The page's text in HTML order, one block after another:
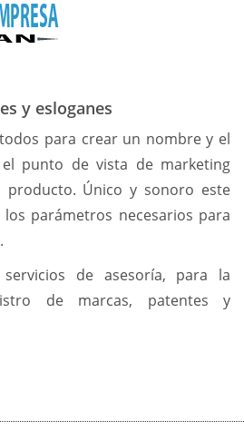
y esloganes
para crear un nombre y el
punto de vista de marketing
producto. Único y sonoro este
parámetros necesarios para
servicios de asesoría, para la
de marcas, patentes y